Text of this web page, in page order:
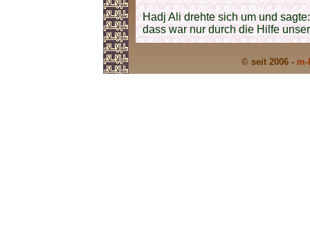
Hadj Ali drehte sich um und
dass war nur durch die Hilfe
© seit 2006 -